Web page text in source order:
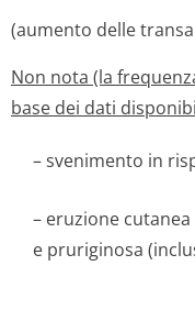
(aumento delle
Non nota (la
base dei dati
– svenimento in
– eruzione
e pruriginosa